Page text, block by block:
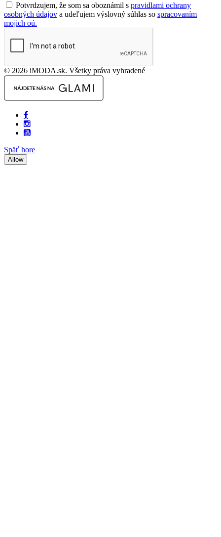
Potvrdzujem, že som sa oboznámil s pravidlami ochrany
osobných údajov a udeľujem výslovný súhlas so spracovaním
mojich oú.
© 2026 iMODA.sk. Všetky práva vyhradené
Späť hore
Allow